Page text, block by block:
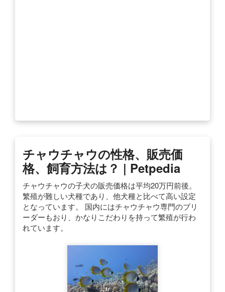
チャウチャウの性格、販売価
格、飼育方法は？ | Petpedia
チャウチャウの子犬の販売価格は平均20万円前後。
繁殖が難しい犬種であり、他犬種と比べて高い設定
となっています。 国内にはチャウチャウ専門のブリ
ーダーもおり、かなりこだわりを持って繁殖が行わ
れています。